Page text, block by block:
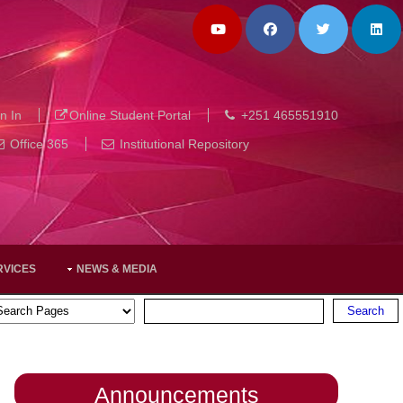
In Online Student Portal
+251 465551910
Office 365
Institutional Repository
NEWS & MEDIA
Announcements